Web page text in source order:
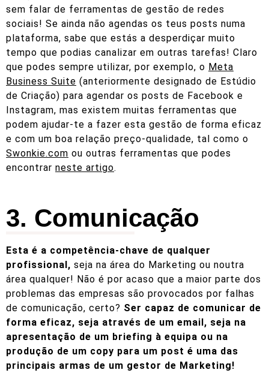
sem falar de ferramentas de gestão de redes
sociais! Se ainda não agendas os teus posts numa
plataforma, sabe que estás a desperdiçar muito
tempo que podias canalizar em outras tarefas! Claro
que podes sempre utilizar, por exemplo, o Meta
Business Suite (anteriormente designado de Estúdio
de Criação) para agendar os posts de Facebook e
Instagram, mas existem muitas ferramentas que
podem ajudar-te a fazer esta gestão de forma eficaz
e com um boa relação preço-qualidade, tal como o
Swonkie.com ou outras ferramentas que podes
encontrar neste artigo.
3. Comunicação
Esta é a competência-chave de qualquer
profissional, seja na área do Marketing ou noutra
área qualquer! Não é por acaso que a maior parte dos
problemas das empresas são provocados por falhas
de comunicação, certo? Ser capaz de comunicar de
forma eficaz, seja através de um email, seja na
apresentação de um briefing à equipa ou na
produção de um copy para um post é uma das
principais armas de um gestor de Marketing!